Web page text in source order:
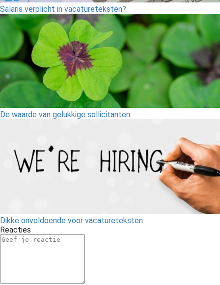
Salaris verplicht in vacatureteksten?
De waarde van gelukkige sollicitanten
Dikke onvoldoende voor vacatureteksten
Reacties